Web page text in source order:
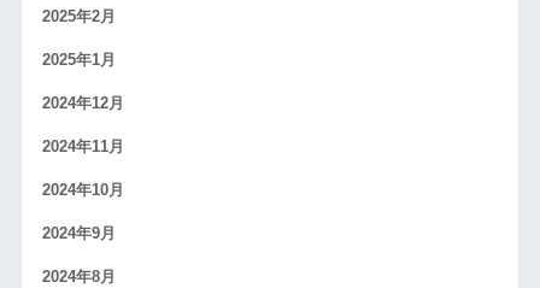
2025年2月
2025年1月
2024年12月
2024年11月
2024年10月
2024年9月
2024年8月